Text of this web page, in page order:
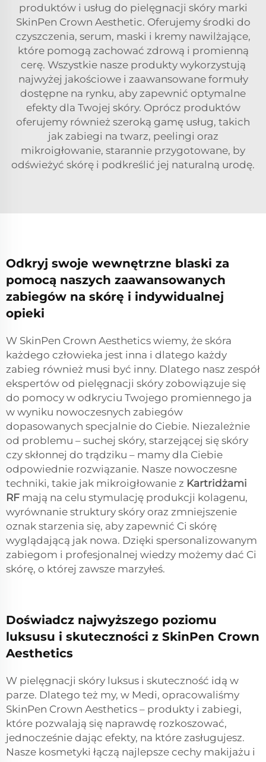
produktów i usług do pielęgnacji skóry marki
SkinPen Crown Aesthetic. Oferujemy środki do
czyszczenia, serum, maski i kremy nawilżające,
które pomogą zachować zdrową i promienną
cerę. Wszystkie nasze produkty wykorzystują
najwyżej jakościowe i zaawansowane formuły
dostępne na rynku, aby zapewnić optymalne
efekty dla Twojej skóry. Oprócz produktów
oferujemy również szeroką gamę usług, takich
jak zabiegi na twarz, peelingi oraz
mikroigłowanie, starannie przygotowane, by
odświeżyć skórę i podkreślić jej naturalną urodę.
Odkryj swoje wewnętrzne blaski za
pomocą naszych zaawansowanych
zabiegów na skórę i indywidualnej
opieki
W SkinPen Crown Aesthetics wiemy, że skóra
każdego człowieka jest inna i dlatego każdy
zabieg również musi być inny. Dlatego nasz zespół
ekspertów od pielęgnacji skóry zobowiązuje się
do pomocy w odkryciu Twojego promiennego ja
w wyniku nowoczesnych zabiegów
dopasowanych specjalnie do Ciebie. Niezależnie
od problemu – suchej skóry, starzejącej się skóry
czy skłonnej do trądziku – mamy dla Ciebie
odpowiednie rozwiązanie. Nasze nowoczesne
techniki, takie jak mikroigłowanie z Kartridżami
RF mają na celu stymulację produkcji kolagenu,
wyrównanie struktury skóry oraz zmniejszenie
oznak starzenia się, aby zapewnić Ci skórę
wyglądającą jak nowa. Dzięki spersonalizowanym
zabiegom i profesjonalnej wiedzy możemy dać Ci
skórę, o której zawsze marzyłeś.
Doświadcz najwyższego poziomu
luksusu i skuteczności z SkinPen Crown
Aesthetics
W pielęgnacji skóry luksus i skuteczność idą w
parze. Dlatego też my, w Medi, opracowaliśmy
SkinPen Crown Aesthetics – produkty i zabiegi,
które pozwalają się naprawdę rozkoszować,
jednocześnie dając efekty, na które zasługujesz.
Nasze kosmetyki łączą najlepsze cechy makijażu i